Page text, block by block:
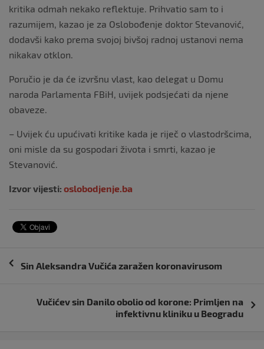
kritika odmah nekako reflektuje. Prihvatio sam to i
razumijem, kazao je za Oslobođenje doktor Stevanović,
dodavši kako prema svojoj bivšoj radnoj ustanovi nema
nikakav otklon.
Poručio je da će izvršnu vlast, kao delegat u Domu
naroda Parlamenta FBiH, uvijek podsjećati da njene
obaveze.
– Uvijek ću upućivati kritike kada je riječ o vlastodršcima,
oni misle da su gospodari života i smrti, kazao je
Stevanović.
Izvor vijesti: oslobodjenje.ba
Navigacija
Sin Aleksandra Vučića zaražen koronavirusom
Vučićev sin Danilo obolio od korone: Primljen na
infektivnu kliniku u Beogradu